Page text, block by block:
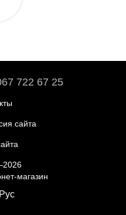
722 67 25
сайта
магазин
Рус